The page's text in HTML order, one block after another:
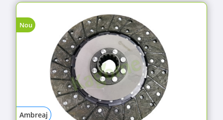
Nou
Ambreaj